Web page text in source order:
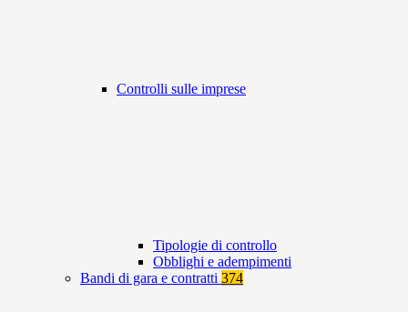
Controlli sulle imprese
Tipologie di controllo
Obblighi e adempimenti
Bandi di gara e contratti 374